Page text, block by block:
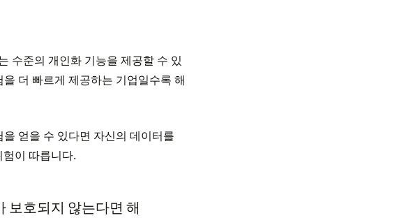
수준의 개인화 기능을 제공할 수 있
더 빠르게 제공하는 기업일수록 해
얻을 수 있다면 자신의 데이터를
이 따릅니다.
보호되지 않는다면 해